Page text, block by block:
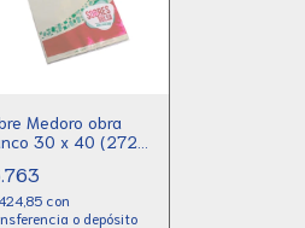
Medoro obra
30 x 40 (2720)
con
o depósito